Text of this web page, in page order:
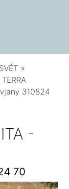
»
TERRA
310824
-
70